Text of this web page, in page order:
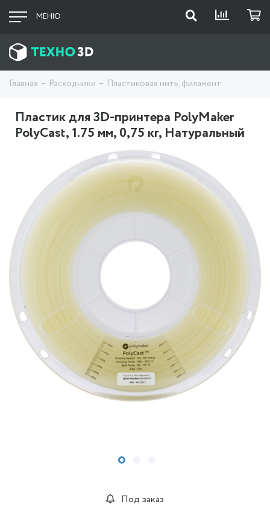
МЕНЮ
Главная Расходники Пластиковая нить, филамент
Пластик для 3D-принтера PolyMaker
PolyCast, 1.75 мм, 0,75 кг, Натуральный
Под заказ